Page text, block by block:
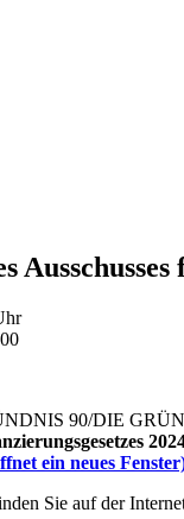
90/DIE
ein neues
Sie auf der